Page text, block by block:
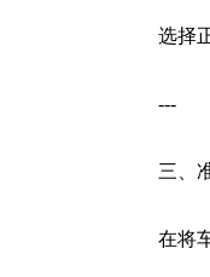
选择
---
三、
在将